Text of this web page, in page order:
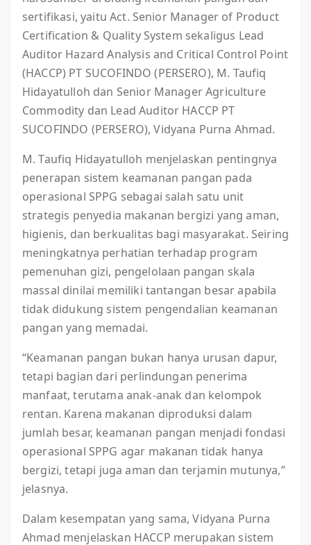
sertifikasi, yaitu Act. Senior Manager of Product
Certification & Quality System sekaligus Lead
Auditor Hazard Analysis and Critical Control Point
(HACCP) PT SUCOFINDO (PERSERO), M. Taufiq
Hidayatulloh dan Senior Manager Agriculture
Commodity dan Lead Auditor HACCP PT
SUCOFINDO (PERSERO), Vidyana Purna Ahmad.
M. Taufiq Hidayatulloh menjelaskan pentingnya
penerapan sistem keamanan pangan pada
operasional SPPG sebagai salah satu unit
strategis penyedia makanan bergizi yang aman,
higienis, dan berkualitas bagi masyarakat. Seiring
meningkatnya perhatian terhadap program
pemenuhan gizi, pengelolaan pangan skala
massal dinilai memiliki tantangan besar apabila
tidak didukung sistem pengendalian keamanan
pangan yang memadai.
“Keamanan pangan bukan hanya urusan dapur,
tetapi bagian dari perlindungan penerima
manfaat, terutama anak-anak dan kelompok
rentan. Karena makanan diproduksi dalam
jumlah besar, keamanan pangan menjadi fondasi
operasional SPPG agar makanan tidak hanya
bergizi, tetapi juga aman dan terjamin mutunya,”
jelasnya.
Dalam kesempatan yang sama, Vidyana Purna
Ahmad menjelaskan HACCP merupakan sistem